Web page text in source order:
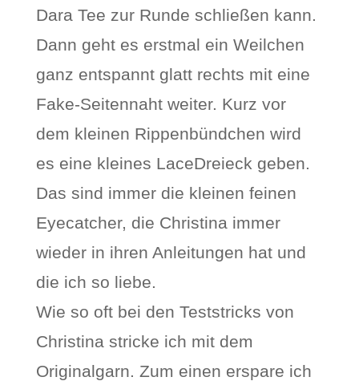
Dara Tee zur Runde schließen kann.
Dann geht es erstmal ein Weilchen
ganz entspannt glatt rechts mit eine
Fake-Seitennaht weiter. Kurz vor
dem kleinen Rippenbündchen wird
es eine kleines LaceDreieck geben.
Das sind immer die kleinen feinen
Eyecatcher, die Christina immer
wieder in ihren Anleitungen hat und
die ich so liebe.
Wie so oft bei den Teststricks von
Christina stricke ich mit dem
Originalgarn. Zum einen erspare ich